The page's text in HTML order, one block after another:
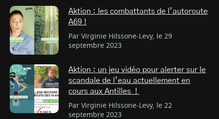
Aktion : les combattants de l’autoroute
A69 !
Par Virginie Hilssone-Levy, le 29
septembre 2023
Aktion : un jeu vidéo pour alerter sur le
scandale de l’eau actuellement en
cours aux Antilles !
Par Virginie Hilssone-Levy, le 22
septembre 2023